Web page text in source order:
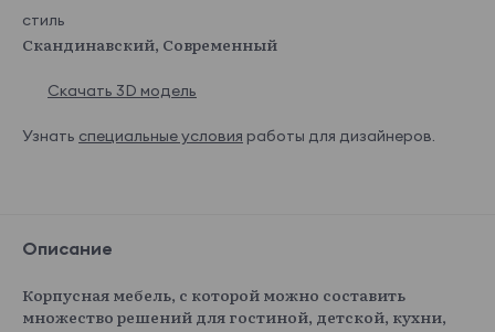
стиль
Скандинавский, Современный
Скачать 3D модель
Узнать специальные условия работы для дизайнеров.
Описание
Корпусная мебель, с которой можно составить
множество решений для гостиной, детской, кухни,